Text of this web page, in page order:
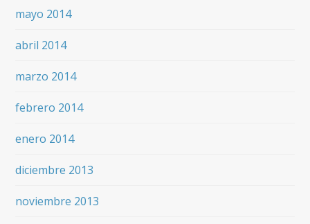
mayo 2014
abril 2014
marzo 2014
febrero 2014
enero 2014
diciembre 2013
noviembre 2013